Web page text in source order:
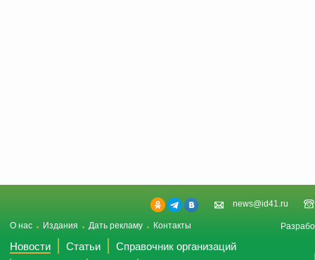
news@id41.ru
О нас Издания Дать рекламу Контакты
Новости Статьи
Справочник организаций